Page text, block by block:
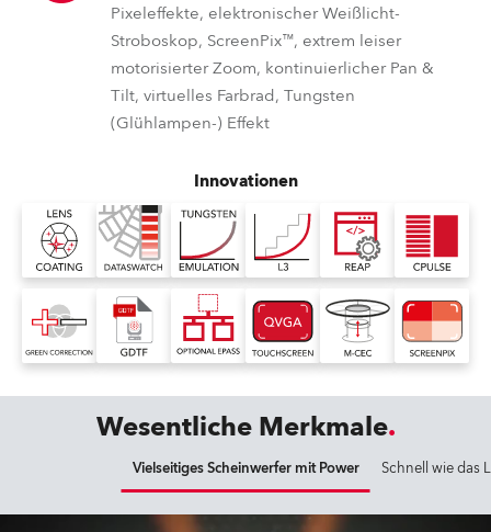
Pixeleffekte, elektronischer Weißlicht-
Stroboskop, ScreenPix™, extrem leiser
motorisierter Zoom, kontinuierlicher Pan &
Tilt, virtuelles Farbrad, Tungsten
(Glühlampen-) Effekt
Innovationen
Wesentliche Merkmale
Vielseitiges Scheinwerfer mit Power Schnell wie das